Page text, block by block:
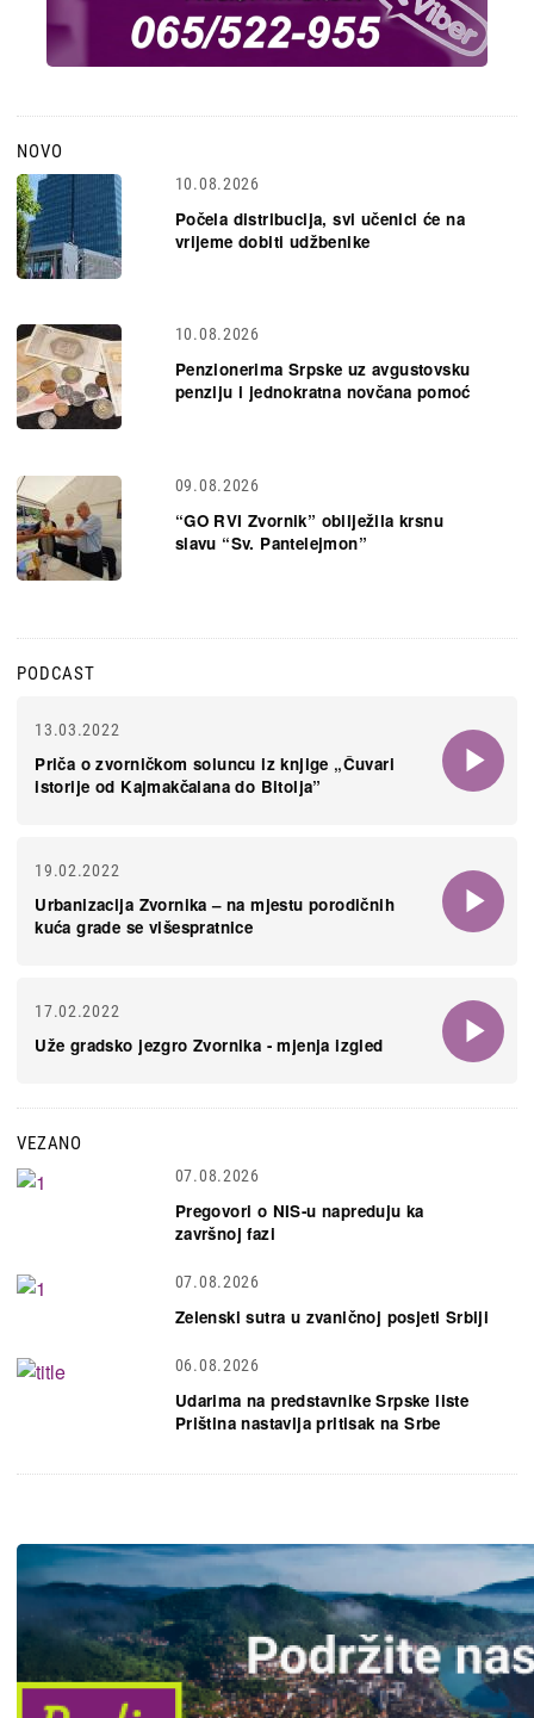
NOVO
10.08.2026
Počela distribucija, svi učenici će na
vrijeme dobiti udžbenike
10.08.2026
Penzionerima Srpske uz avgustovsku
penziju i jednokratna novčana pomoć
09.08.2026
“GO RVI Zvornik” obilježila krsnu
slavu “Sv. Pantelejmon”
PODCAST
13.03.2022
Priča o zvorničkom soluncu iz knjige „Čuvari
istorije od Kajmakčalana do Bitolja”
19.02.2022
Urbanizacija Zvornika – na mjestu porodičnih
kuća grade se višespratnice
17.02.2022
Uže gradsko jezgro Zvornika - mjenja izgled
VEZANO
07.08.2026
Pregovori o NIS-u napreduju ka
završnoj fazi
07.08.2026
Zelenski sutra u zvaničnoj posjeti Srbiji
06.08.2026
Udarima na predstavnike Srpske liste
Priština nastavlja pritisak na Srbe
Slika